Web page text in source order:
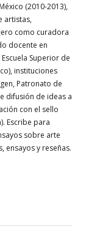
(2010-2013),
artistas,
como curadora
docente en
Superior de
instituciones
Patronato de
difusión de ideas a
con el sello
Escribe para
sobre arte
ensayos y reseñas.